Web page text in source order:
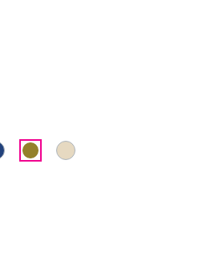
BLEU FONCE
KAKI BEIGE